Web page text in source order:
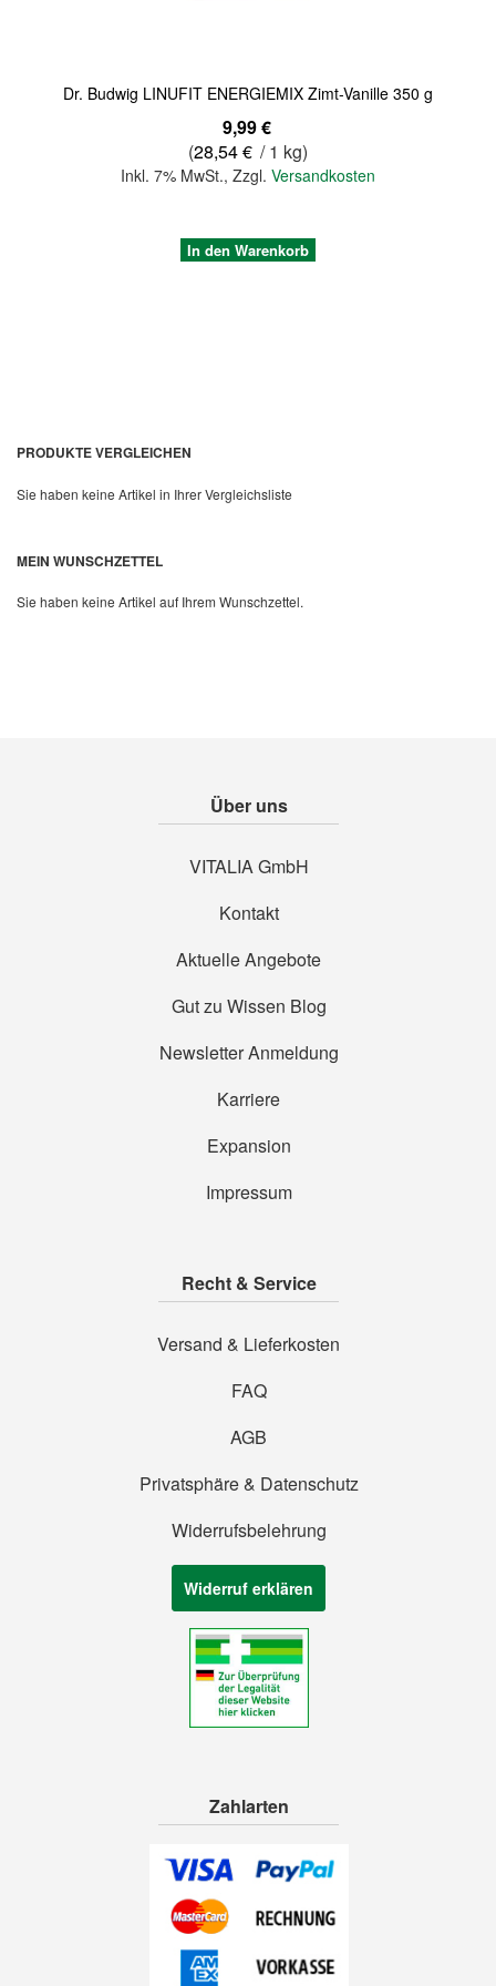
Dr. Budwig LINUFIT ENERGIEMIX Zimt-Vanille 350 g
9,99 €
(28,54 € / 1 kg)
Inkl. 7% MwSt., Zzgl. Versandkosten
Quickview
In den Warenkorb
PRODUKTE VERGLEICHEN
Sie haben keine Artikel in Ihrer Vergleichsliste
MEIN WUNSCHZETTEL
Sie haben keine Artikel auf Ihrem Wunschzettel.
Über uns
VITALIA GmbH
Kontakt
Aktuelle Angebote
Gut zu Wissen Blog
Newsletter Anmeldung
Karriere
Expansion
Impressum
Recht & Service
Versand & Lieferkosten
FAQ
AGB
Privatsphäre & Datenschutz
Widerrufsbelehrung
Widerruf erklären
Zahlarten